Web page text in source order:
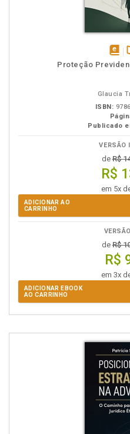
Proteção
Glaucia
ISBN:
Publicado
VERSÃO
deR$
R$
em 5x
ADICIONAR AO
CARRINHO
deR$
R$
em 3x
ADICIONAR EBOOK
AO CARRINHO